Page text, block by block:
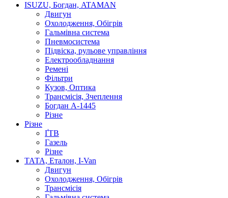
ISUZU, Богдан, ATAMAN
Двигун
Охолодження, Обігрів
Гальмівна система
Пневмосистема
Підвіска, рульове управління
Електрообладнання
Ремені
Фільтри
Кузов, Оптика
Трансмісія, Зчеплення
Богдан А-1445
Різне
Різне
ҐТВ
Газель
Різне
ТАТА, Еталон, I-Van
Двигун
Охолодження, Обігрів
Трансмісія